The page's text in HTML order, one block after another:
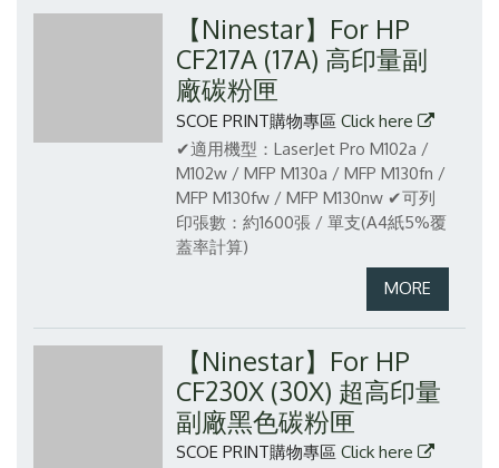
【Ninestar】For HP
CF217A (17A) 高印量副
廠碳粉匣
SCOE PRINT購物專區 Click here
✔適用機型：LaserJet Pro M102a /
M102w / MFP M130a / MFP M130fn /
MFP M130fw / MFP M130nw ✔可列
印張數：約1600張 / 單支(A4紙5%覆
蓋率計算)
【Ninestar】For HP
CF230X (30X) 超高印量
副廠黑色碳粉匣
SCOE PRINT購物專區 Click here